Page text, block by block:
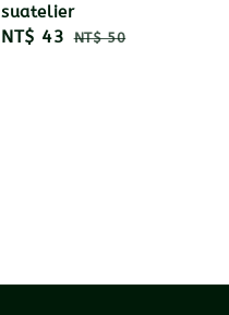
suatelier
Sale
NT$ 43 Regular
NT$ 50